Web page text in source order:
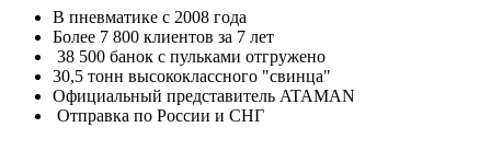
В пневматике с 2008 года
Более 7 800 клиентов за 7 лет
38 500 банок с пульками отгружено
30,5 тонн высококлассного "свинца"
Официальный представитель ATAMAN
Отправка по России и СНГ